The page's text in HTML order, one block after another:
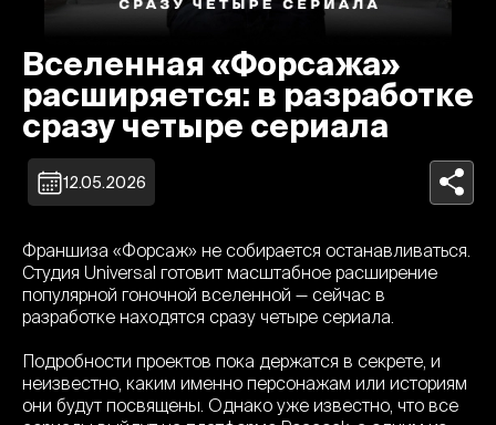
Вселенная «Форсажа»
расширяется: в разработке
сразу четыре сериала
12.05.2026
Франшиза «Форсаж» не собирается останавливаться.
Студия Universal готовит масштабное расширение
популярной гоночной вселенной — сейчас в
разработке находятся сразу четыре сериала.
Подробности проектов пока держатся в секрете, и
неизвестно, каким именно персонажам или историям
они будут посвящены. Однако уже известно, что все